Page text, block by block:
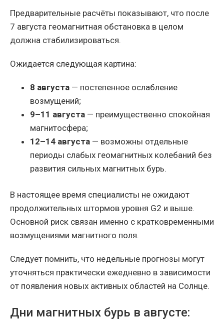
Предварительные расчёты показывают, что после
7 августа геомагнитная обстановка в целом
должна стабилизироваться.
Ожидается следующая картина:
8 августа — постепенное ослабление
возмущений;
9–11 августа — преимущественно спокойная
магнитосфера;
12–14 августа — возможны отдельные
периоды слабых геомагнитных колебаний без
развития сильных магнитных бурь.
В настоящее время специалисты не ожидают
продолжительных штормов уровня G2 и выше.
Основной риск связан именно с кратковременными
возмущениями магнитного поля.
Следует помнить, что недельные прогнозы могут
уточняться практически ежедневно в зависимости
от появления новых активных областей на Солнце.
Дни магнитных бурь в августе: